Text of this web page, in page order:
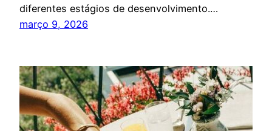
diferentes estágios de desenvolvimento.…
março 9, 2026